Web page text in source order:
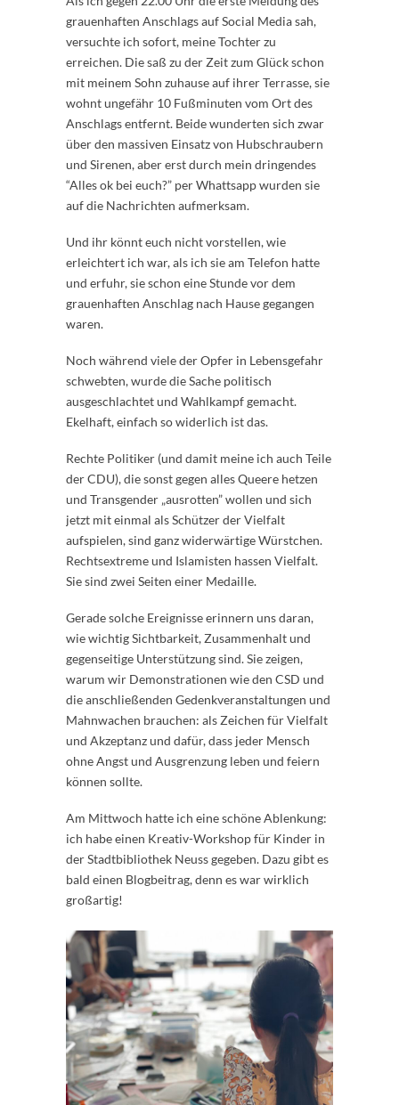
grauenhaften Anschlags auf Social Media sah,
versuchte ich sofort, meine Tochter zu
erreichen. Die saß zu der Zeit zum Glück schon
mit meinem Sohn zuhause auf ihrer Terrasse, sie
wohnt ungefähr 10 Fußminuten vom Ort des
Anschlags entfernt. Beide wunderten sich zwar
über den massiven Einsatz von Hubschraubern
und Sirenen, aber erst durch mein dringendes
“Alles ok bei euch?” per Whattsapp wurden sie
auf die Nachrichten aufmerksam.
Und ihr könnt euch nicht vorstellen, wie
erleichtert ich war, als ich sie am Telefon hatte
und erfuhr, sie schon eine Stunde vor dem
grauenhaften Anschlag nach Hause gegangen
waren.
Noch während viele der Opfer in Lebensgefahr
schwebten, wurde die Sache politisch
ausgeschlachtet und Wahlkampf gemacht.
Ekelhaft, einfach so widerlich ist das.
Rechte Politiker (und damit meine ich auch Teile
der CDU), die sonst gegen alles Queere hetzen
und Transgender „ausrotten” wollen und sich
jetzt mit einmal als Schützer der Vielfalt
aufspielen, sind ganz widerwärtige Würstchen.
Rechtsextreme und Islamisten hassen Vielfalt.
Sie sind zwei Seiten einer Medaille.
Gerade solche Ereignisse erinnern uns daran,
wie wichtig Sichtbarkeit, Zusammenhalt und
gegenseitige Unterstützung sind. Sie zeigen,
warum wir Demonstrationen wie den CSD und
die anschließenden Gedenkveranstaltungen und
Mahnwachen brauchen: als Zeichen für Vielfalt
und Akzeptanz und dafür, dass jeder Mensch
ohne Angst und Ausgrenzung leben und feiern
können sollte.
Am Mittwoch hatte ich eine schöne Ablenkung:
ich habe einen Kreativ-Workshop für Kinder in
der Stadtbibliothek Neuss gegeben. Dazu gibt es
bald einen Blogbeitrag, denn es war wirklich
großartig!